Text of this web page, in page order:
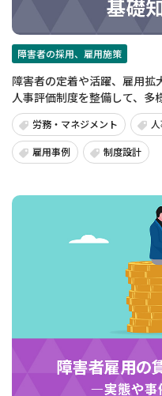
障害者の採用、雇用施策
障害者の定着や活躍、雇用拡
人事評価制度を整備して、多
労務・マネジメント
雇用事例 制度設計